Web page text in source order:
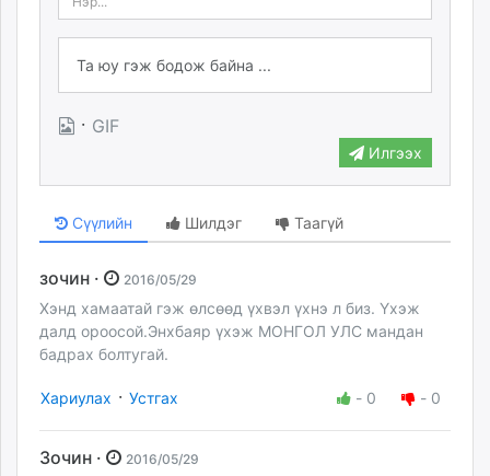
· GIF
Илгээх
Сүүлийн Шилдэг Таагүй
зочин · 2016/05/29
Хэнд хамаатай гэж өлсөөд үхвэл үхнэ л биз. Үхэж
далд ороосой.Энхбаяр үхэж МОНГОЛ УЛС мандан
бадрах болтугай.
Хариулах · Устгах - 0 - 0
Зочин · 2016/05/29